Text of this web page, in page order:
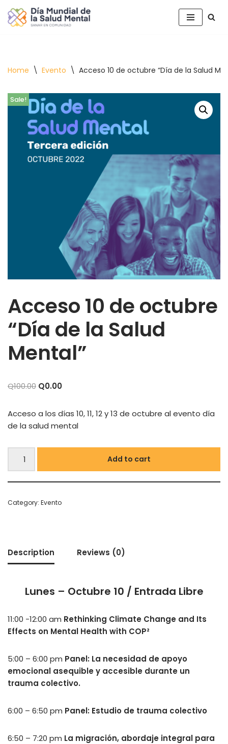
Saltar
Home \ Evento \ Acceso 10 de octubre “Día de la Salud
Sale!
Acceso 10 de octubre
“Día de la Salud
Mental”
Q100.00 Q0.00
Acceso a los días 10, 11, 12 y 13 de octubre al evento día
de la salud mental
Add to cart
Category: Evento
Description Reviews (0)
Lunes – Octubre 10 / Entrada Libre
11:00 -12:00 am Rethinking Climate Change and Its
Effects on Mental Health with COP²
5:00 – 6:00 pm Panel: La necesidad de apoyo
emocional asequible y accesible durante un
trauma colectivo.
6:00 – 6:50 pm Panel: Estudio de trauma colectivo
6:50 – 7:20 pm La migración, abordaje integral para